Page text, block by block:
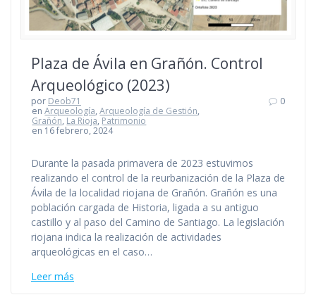
Plaza de Ávila en Grañón. Control
Arqueológico (2023)
por Deob71
enArqueología,Arqueología de Gestión,
Grañón, La Rioja, Patrimonio
en 16 febrero, 2024
0
Durante la pasada primavera de 2023 estuvimos
realizando el control de la reurbanización de la Plaza de
Ávila de la localidad riojana de Grañón. Grañón es una
población cargada de Historia, ligada a su antiguo
castillo y al paso del Camino de Santiago. La legislación
riojana indica la realización de actividades
arqueológicas en el caso…
Leer más